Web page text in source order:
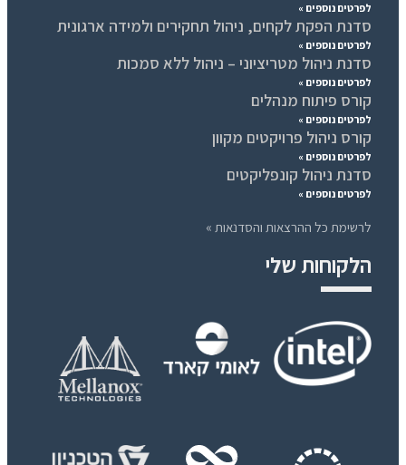
לפרטים נוספים »
סדנת הפקת לקחים, ניהול תחקירים ולמידה ארגונית
לפרטים נוספים »
סדנת ניהול מטריציוני – ניהול ללא סמכות
לפרטים נוספים »
קורס פיתוח מנהלים
לפרטים נוספים »
קורס ניהול פרויקטים מקוון
לפרטים נוספים »
סדנת ניהול קונפליקטים
לפרטים נוספים »
לרשימת כל ההרצאות והסדנאות »
הלקוחות שלי